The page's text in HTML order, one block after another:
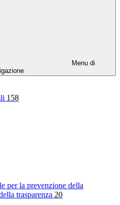
Menu di
158
per la prevenzione della
trasparenza 20